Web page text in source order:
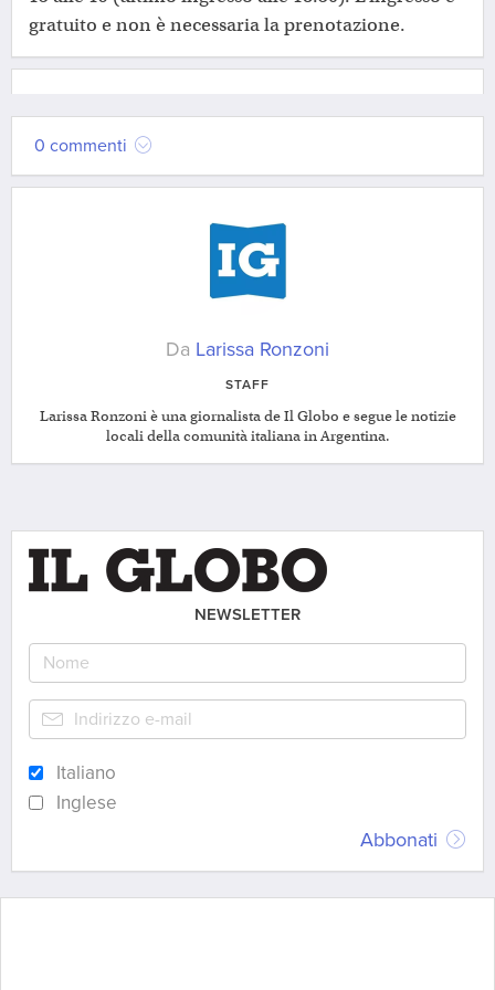
gratuito e non è necessaria la prenotazione.
0 commenti
Da Larissa Ronzoni
STAFF
Larissa Ronzoni è una giornalista de Il Globo e segue le notizie
locali della comunità italiana in Argentina.
NEWSLETTER
Italiano
Inglese
Abbonati